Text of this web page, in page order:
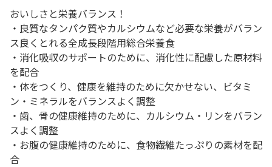
おいしさと栄養バランス！
・良質なタンパク質やカルシウムなど必要な栄養がバラン
ス良くとれる全成長段階用総合栄養食
・消化吸収のサポートのために、消化性に配慮した原材料
を配合
・体をつくり、健康を維持のために欠かせない、ビタミ
ン・ミネラルをバランスよく調整
・歯、骨の健康維持のために、カルシウム・リンをバラン
スよく調整
・お腹の健康維持のために、食物繊維たっぷりの素材を配
合